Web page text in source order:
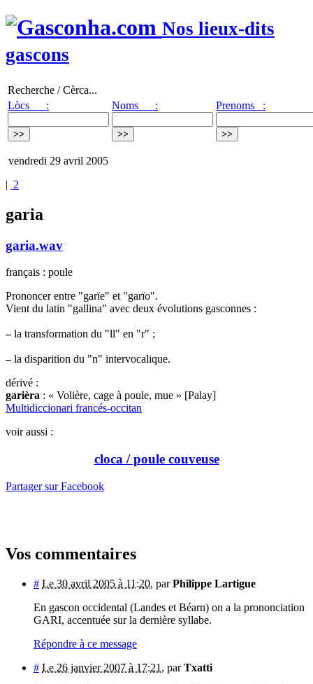
Nos lieux-dits
gascons
Recherche / Cèrca...
Lòcs :
Noms : Prenoms :
vendredi 29 avril 2005
| 2
garia
garia.wav
français : poule
Prononcer entre "garïe" et "garïo".
Vient du latin "gallina" avec deux évolutions gasconnes :
–la transformation du "ll" en "r" ;
–la disparition du "n" intervocalique.
dérivé :
garièra : « Volière, cage à poule, mue » [Palay]
Multidiccionari francés-occitan
voir aussi :
cloca / poule couveuse
Partager sur Facebook
Vos commentaires
# Le 30 avril 2005 à 11:20, parPhilippe Lartigue
En gascon occidental (Landes et Béarn) on a la prononciation
GARI, accentuée sur la dernière syllabe.
Répondre à ce message
# Le 26 janvier 2007 à 17:21 , parTxatti